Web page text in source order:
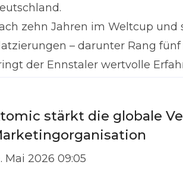
zehn Jahren im Weltcup und
– darunter Rang
der Ennstaler wertvolle
stärkt die globale
Mai 2026 09:05